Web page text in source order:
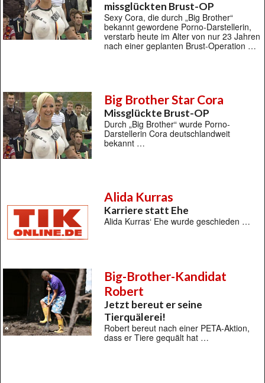
missglückten Brust-OP
Sexy Cora, die durch „Big Brother“
bekannt gewordene Porno-Darstellerin,
verstarb heute im Alter von nur 23 Jahren
nach einer geplanten Brust-Operation …
Big Brother Star Cora
Missglückte Brust-OP
Durch „Big Brother“ wurde Porno-
Darstellerin Cora deutschlandweit
bekannt …
Alida Kurras
Karriere statt Ehe
Alida Kurras‘ Ehe wurde geschieden …
Big-Brother-Kandidat
Robert
Jetzt bereut er seine
Tierquälerei!
Robert bereut nach einer PETA-Aktion,
dass er Tiere gequält hat …